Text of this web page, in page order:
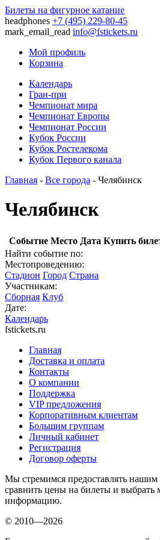
Билеты на фигурное катание
headphones +7 (495) 229-80-45
mark_email_read info@fstickets.ru
Мой профиль
Корзина
Календарь
Гран-при
Чемпионат мира
Чемпионат Европы
Чемпионат России
Кубок России
Кубок Ростелекома
Кубок Первого канала
Главная - Все города - Челябинск
Челябинск
Событие Место Дата Купить
Найти событие по:
Местопроведению:
Стадион Город Страна
Участникам:
Сборная Клуб
Дате:
Календарь
fstickets.ru
Главная
Доставка и оплата
Контакты
О компании
Поддержка
VIP предложения
Корпоративным клиентам
Большим группам
Личный кабинет
Регистрация
Договор оферты
Мы стремимся предоставлять нашим
сравнить цены на билеты и
информацию.
© 2010—2026